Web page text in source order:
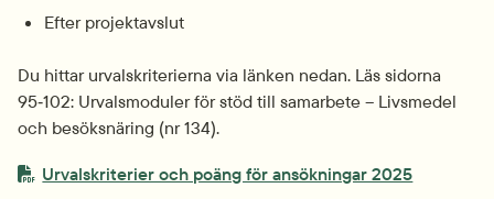
Efter projektavslut
Du hittar urvalskriterierna via länken nedan. Läs sidorna
95‑102: Urvalsmoduler för stöd till samarbete – Livsmedel
och besöksnäring (nr 134).
PDF-fil.
Urvalskriterier och poäng för ansökningar 2025pdf, 1.3